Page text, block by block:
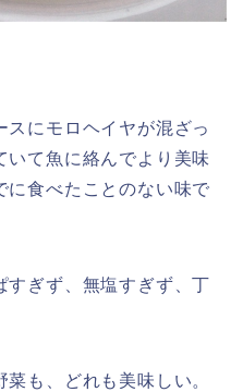
にモロヘイヤが混ざっ
いて魚に絡んでより美味
に食べたことのない味で
すぎず、無塩すぎず、丁
も、どれも美味しい。